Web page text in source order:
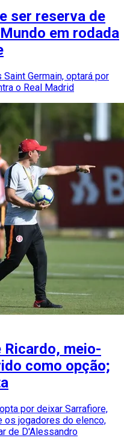
ser reserva de
em rodada
Germain, optará por
o Real Madrid
Ricardo, meio-
como opção;
por deixar Sarrafiore,
os jogadores do elenco,
de D'Alessandro